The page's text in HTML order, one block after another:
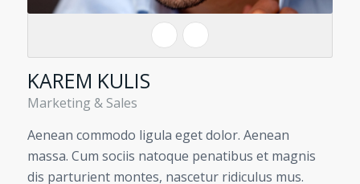
KAREM KULIS
Marketing & Sales
Aenean commodo ligula eget dolor. Aenean
massa. Cum sociis natoque penatibus et magnis
dis parturient montes, nascetur ridiculus mus.